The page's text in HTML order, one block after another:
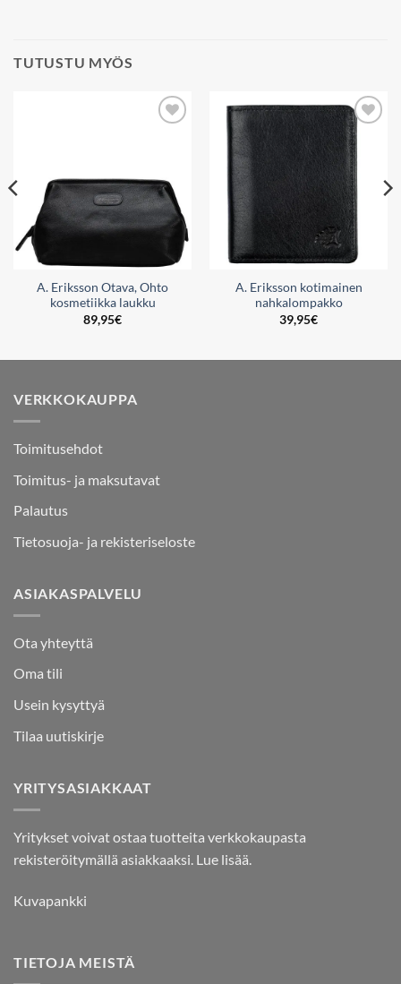
TUTUSTU MYÖS
A. Eriksson Otava, Ohto
kosmetiikka laukku
89,95€
Add to
wishlist
A. Eriksson kotimainen
nahkalompakko
39,95€
VERKKOKAUPPA
Toimitusehdot
Toimitus- ja maksutavat
Palautus
Tietosuoja- ja rekisteriseloste
ASIAKASPALVELU
Ota yhteyttä
Oma tili
Usein kysyttyä
Tilaa uutiskirje
YRITYSASIAKKAAT
Yritykset voivat ostaa tuotteita verkkokaupasta
rekisteröitymällä asiakkaaksi. Lue lisää.
Kuvapankki
TIETOJA MEISTÄ